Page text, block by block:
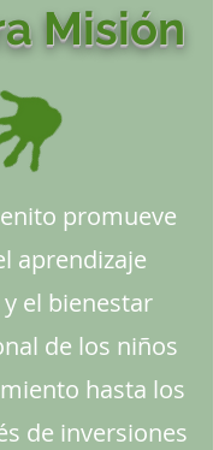
Misión
promueve
aprendizaje
el bienestar
de los niños
hasta los
de inversiones